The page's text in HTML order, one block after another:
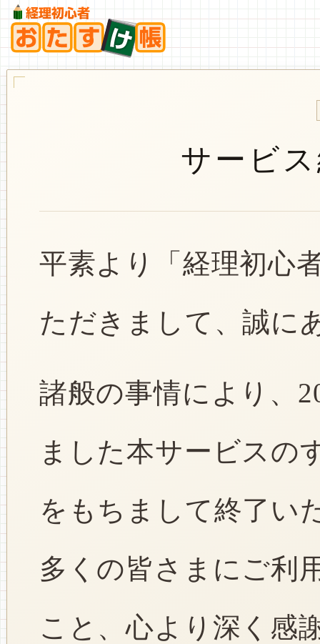
サービ
平素より「経理初心
ただきまして、誠に
諸般の事情により、
ました本サービスの
をもちまして終了い
多くの皆さまにご利
こと、心より深く感